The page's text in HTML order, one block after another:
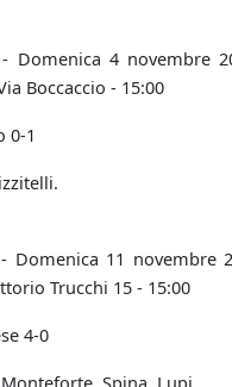
- Domenica 4 novembre
Boccaccio - 15:00
0-1
- Domenica 11 novembre
Trucchi 15 - 15:00
4-0
Spina, Lupi.